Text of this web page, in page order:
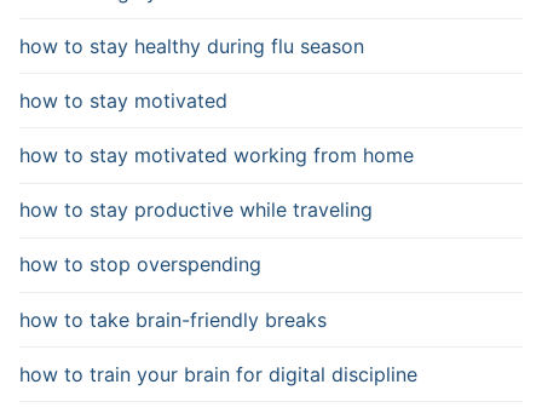
how to stay healthy during flu season
how to stay motivated
how to stay motivated working from home
how to stay productive while traveling
how to stop overspending
how to take brain-friendly breaks
how to train your brain for digital discipline